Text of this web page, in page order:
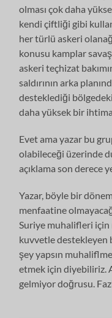
olması çok daha
kendi çiftliği gibi
her türlü askeri
konusu kamplar
askeri teçhizat
saldırının arka
desteklediği bölgedeki
daha yüksek bir
Evet ama yazar bu
olabileceği üzerinde
açıklama son derece
Yazar, böyle bir
menfaatine
Suriye muhalifleri
kuvvetle destekleyen
şey yapsın
etmek için diyebiliriz.
gelmiyor doğrusu.